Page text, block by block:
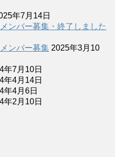
年7月14日
ンバー募集・終了しました
ンバー募集 2025年3月10
年7月10日
年4月14日
年4月6日
年2月10日